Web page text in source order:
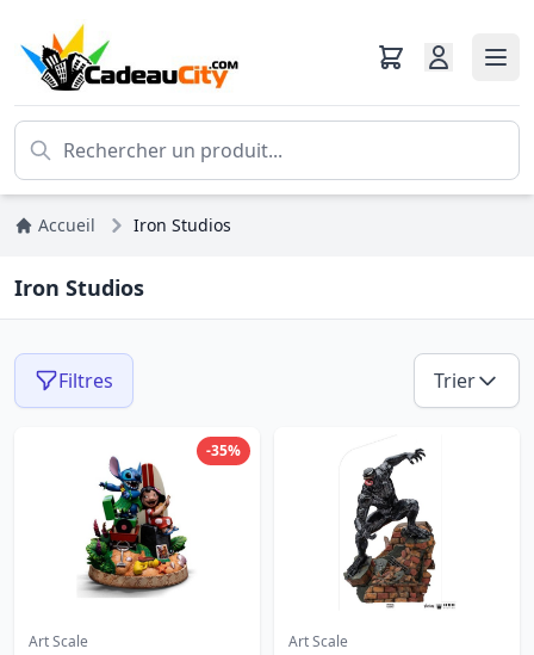
Accueil Iron Studios
Iron Studios
Filtres Trier
-35%
Art Scale Art Scale